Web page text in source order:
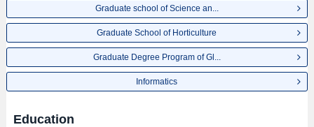
Graduate school of Science an...
Graduate School of Horticulture
Graduate Degree Program of Gl...
Informatics
Education